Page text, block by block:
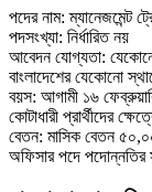
পদের নাম: ম্যানেজমেন্ট
পদসংখ্যা: নির্ধারিত নয়
আবেদন যোগ্যতা:
বাংলাদেশের যেকোনো
বয়স: আগামী ১৬
কোটাধারী প্রার্থীদের
বেতন: মাসিক বেতন
অফিসার পদে পদোন্নতির